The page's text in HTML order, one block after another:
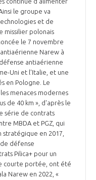
le groupe va
et de
missilier polonais
le 7 novembre
Narew à
antiaérienne
Uni et l'Italie, et une
en Pologne. Le
menaces modernes
de 40 km », d'après le
série de contrats
MBDA et PGZ, qui
en 2017,
défense
Pilica+ pour un
courte portée, ont été
Narew en 2022, «